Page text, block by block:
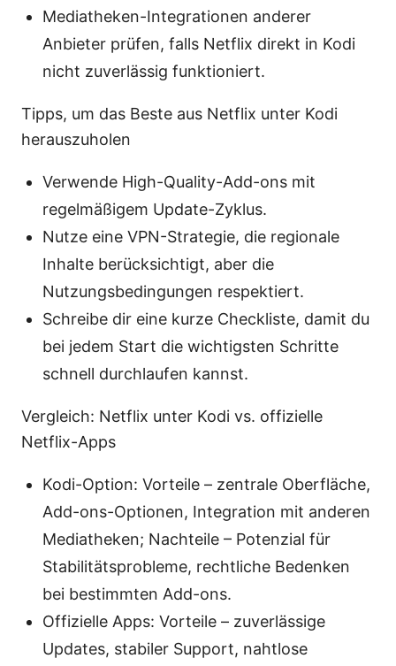
Mediatheken-Integrationen anderer
Anbieter prüfen, falls Netflix direkt in Kodi
nicht zuverlässig funktioniert.
Tipps, um das Beste aus Netflix unter Kodi
herauszuholen
Verwende High-Quality-Add-ons mit
regelmäßigem Update-Zyklus.
Nutze eine VPN-Strategie, die regionale
Inhalte berücksichtigt, aber die
Nutzungsbedingungen respektiert.
Schreibe dir eine kurze Checkliste, damit du
bei jedem Start die wichtigsten Schritte
schnell durchlaufen kannst.
Vergleich: Netflix unter Kodi vs. offizielle
Netflix-Apps
Kodi-Option: Vorteile – zentrale Oberfläche,
Add-ons-Optionen, Integration mit anderen
Mediatheken; Nachteile – Potenzial für
Stabilitätsprobleme, rechtliche Bedenken
bei bestimmten Add-ons.
Offizielle Apps: Vorteile – zuverlässige
Updates, stabiler Support, nahtlose